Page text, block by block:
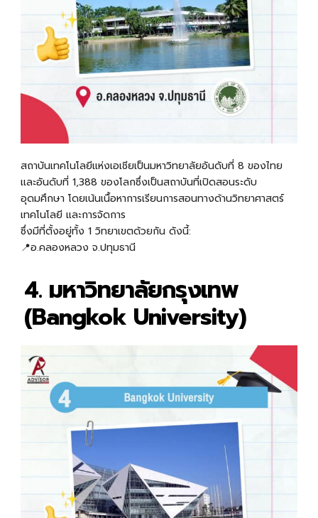
สถาบันเทคโนโลยีแห่งเอเชียเป็นมหาวิทยาลัยอันดับที่ 8 ของไทย
เเละอันดับที่ 1,388 ของโลกซึ่งเป็นสถาบันที่เปิดสอนระดับ
อุดมศึกษา โดยเน้นเนื้อหาการเรียนการสอนทางด้านวิทยาศาสตร์
เทคโนโลยี และการจัดการ
ซึ่งมีที่ตั้งอยู่ทั้ง 1 วิทยาเขตด้วยกัน ดังนี้:
📍อ.คลองหลวง จ.ปทุมธานี
4. มหาวิทยาลัยกรุงเทพ
(Bangkok University)